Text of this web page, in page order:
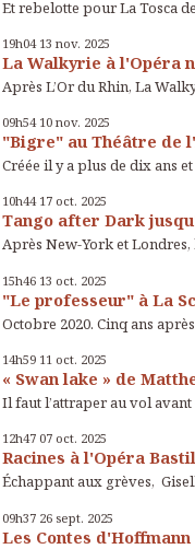
Et rebelotte pour La Tosca
19h04 13 nov. 2025
La Walkyrie à l'Opéra
Après L’Or du Rhin, La
09h54 10 nov. 2025
"Bigre" au Théâtre de
Créée il y a plus de dix ans
10h44 17 oct. 2025
Tango after Dark
Après New-York et Londres,
15h46 13 oct. 2025
"Le professeur" à La
Octobre 2020. Cinq ans
14h59 11 oct. 2025
« Swan lake » de
Il faut l’attraper au vol avant
12h47 07 oct. 2025
Racines à l'Opéra
Échappant aux grèves,
09h37 26 sept. 2025
Les Contes